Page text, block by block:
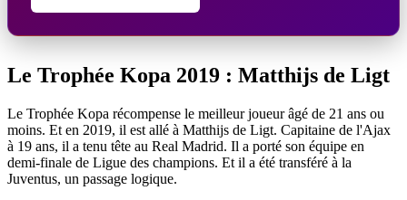
Le Trophée Kopa 2019 : Matthijs de Ligt
Le Trophée Kopa récompense le meilleur joueur âgé de 21 ans ou
moins. Et en 2019, il est allé à Matthijs de Ligt. Capitaine de l'Ajax
à 19 ans, il a tenu tête au Real Madrid. Il a porté son équipe en
demi-finale de Ligue des champions. Et il a été transféré à la
Juventus, un passage logique.